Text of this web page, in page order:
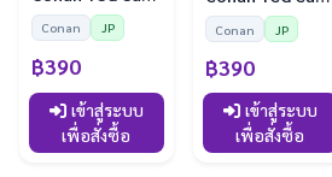
Sleeve — Jugo
Conan JP
฿390
เข้าสู่ระบบ
เพื่อสั่งซื้อ
Sleeve — Jihaya
Conan JP
฿390
เข้าสู่ระบบ
เพื่อสั่งซื้อ